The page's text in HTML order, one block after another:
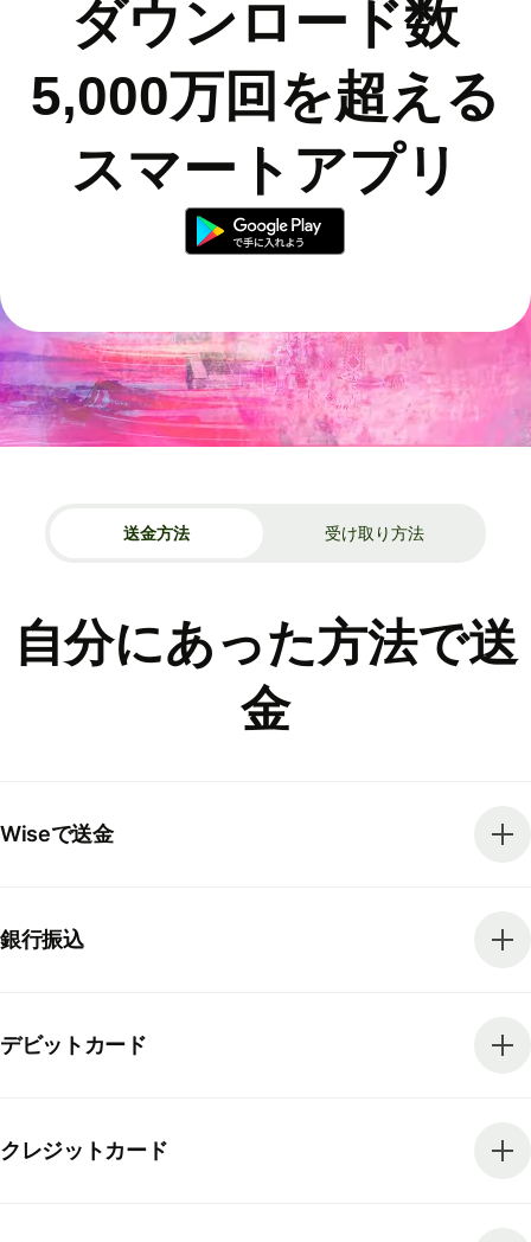
ダウンロード数
5,000万回を超える
スマートアプリ
送金方法 受け取り方法
自分にあった方法で送
金
Wiseで送金
銀行振込
デビットカード
クレジットカード